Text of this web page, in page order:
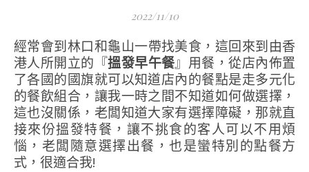
2022/11/10
經常會到林口和龜山一帶找美食，這回來到由香
港人所開立的『搵發早午餐』用餐，從店內佈置
了各國的國旗就可以知道店內的餐點是走多元化
的餐飲組合，讓我一時之間不知道如何做選擇，
這也沒關係，老闆知道大家有選擇障礙，那就直
接來份搵發特餐，讓不挑食的客人可以不用煩
惱，老闆隨意選擇出餐，也是蠻特別的點餐方
式，很適合我!